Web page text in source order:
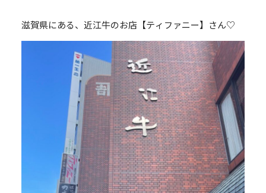
滋賀県にある、近江牛のお店【ティファニー】さん♡